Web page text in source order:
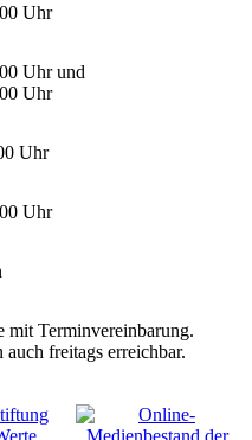
Uhr
Uhr und
Uhr
Uhr
Uhr
mit Terminvereinbarung.
freitags erreichbar.